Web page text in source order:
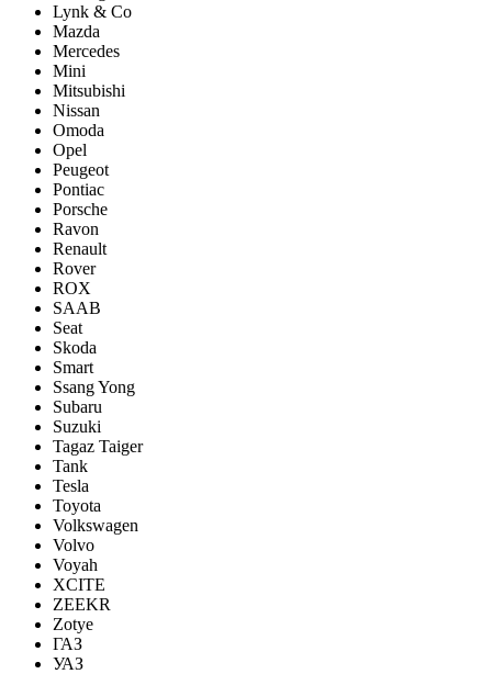
Lynk & Co
Mazda
Mercedes
Mini
Mitsubishi
Nissan
Omoda
Opel
Peugeot
Pontiac
Porsсhe
Ravon
Renault
Rover
ROX
SAAB
Seat
Skoda
Smart
Ssang Yong
Subaru
Suzuki
Tagaz Taiger
Tank
Tesla
Toyota
Volkswagen
Volvo
Voyah
XCITE
ZEEKR
Zotye
ГАЗ
УАЗ